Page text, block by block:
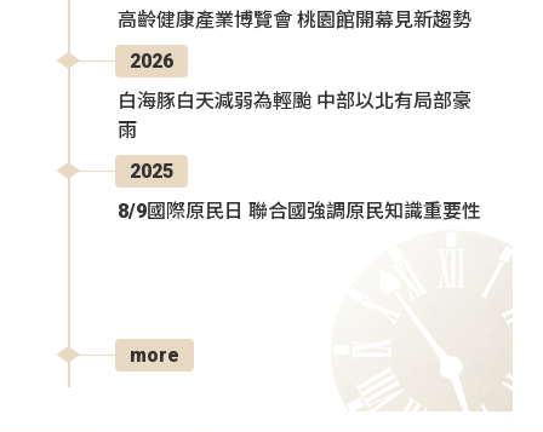
高齡健康產業博覽會 桃園館開幕見新趨勢
2026
白海豚白天減弱為輕颱 中部以北有局部豪
雨
2025
8/9國際原民日 聯合國強調原民知識重要性
more